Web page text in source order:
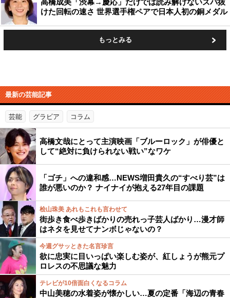
高橋成美「渋幕→慶応」だけでは読み解けないズバ抜
けた回転の速さ 世界選手権ペアで日本人初の銅メダル
もっとみる
最新の芸能記事
芸能 グラビア コラム
高橋文哉にとって主演映画「ブルーロック」が俳優と
して“絶対に負けられない戦い”なワケ
「ゴチ」への違和感…NEWS増田貴久の“すべり芸”は
誰が悪いのか？ ナイナイが抱える27年目の課題
桧山珠美 あれもこれも言わせて
街歩き食べ歩きばかりの売れっ子芸人ばかり…漫才師
はネタを見せてナンボじゃないの？
今週グサッときた名言珍言
欲に忠実に目いっぱい楽しむ姿が、紅しょうが熊元プ
ロレスの不思議な魅力
テレビが10倍面白くなるコラム
中山美穂の水着姿が懐かしい…夏の定番「海辺の青春